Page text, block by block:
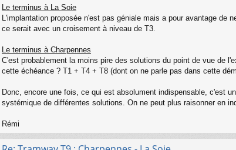
s
a
g
e
o
n
u
Le terminus à La Soie
L'implantation proposée n'est pas géniale mais a pour avantage
ce serait avec un croisement à niveau de T3.
Le terminus à Charpennes
C'est probablement la moins pire des solutions du point de vue de
cette échéance ? T1 + T4 + T8 (dont on ne parle pas dans cette
Donc, encore une fois, ce qui est absolument indispensable, c'est
systémique de différentes solutions. On ne peut plus raisonner en
Rémi